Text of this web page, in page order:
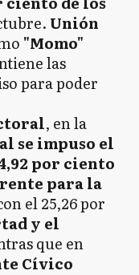
Unión
"Momo"
las
para poder
, en la
se impuso el
por ciento
para la
el 25,26 por
y el
que en
Cívico